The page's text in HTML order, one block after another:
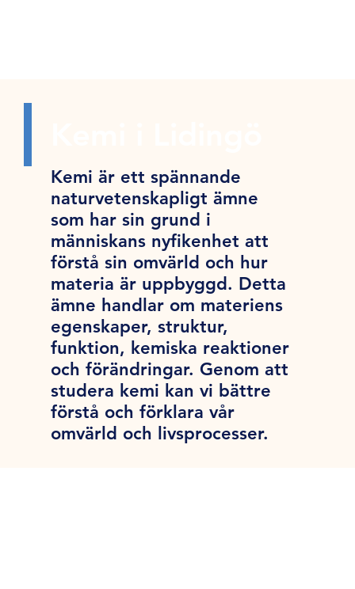
Kemi är ett spännande
naturvetenskapligt ämne
som har sin grund i
människans nyfikenhet att
förstå sin omvärld och hur
materia är uppbyggd. Detta
ämne handlar om materiens
egenskaper, struktur,
funktion, kemiska reaktioner
och förändringar. Genom att
studera kemi kan vi bättre
förstå och förklara vår
omvärld och livsprocesser.